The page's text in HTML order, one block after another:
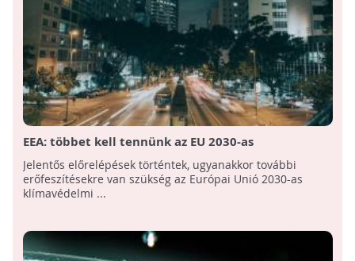
EEA: többet kell tennünk az EU 2030-as
klímavédelmi célkitűzéseinek teljesítéséhez
Jelentős előrelépések történtek, ugyanakkor további
erőfeszítésekre van szükség az Európai Unió 2030-as
klímavédelmi ...